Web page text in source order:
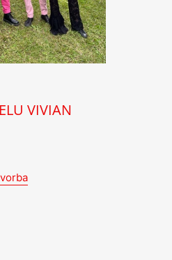
VIVIAN